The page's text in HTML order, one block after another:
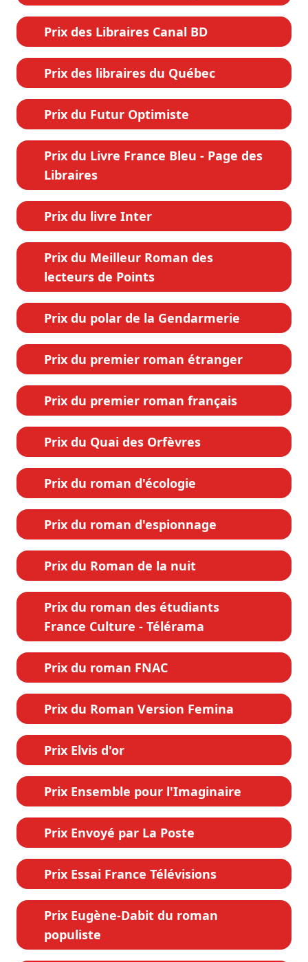
Prix des Libraires Canal BD
Prix des libraires du Québec
Prix du Futur Optimiste
Prix du Livre France Bleu - Page des
Libraires
Prix du livre Inter
Prix du Meilleur Roman des
lecteurs de Points
Prix du polar de la Gendarmerie
Prix du premier roman étranger
Prix du premier roman français
Prix du Quai des Orfèvres
Prix du roman d'écologie
Prix du roman d'espionnage
Prix du Roman de la nuit
Prix du roman des étudiants
France Culture - Télérama
Prix du roman FNAC
Prix du Roman Version Femina
Prix Elvis d'or
Prix Ensemble pour l'Imaginaire
Prix Envoyé par La Poste
Prix Essai France Télévisions
Prix Eugène-Dabit du roman
populiste